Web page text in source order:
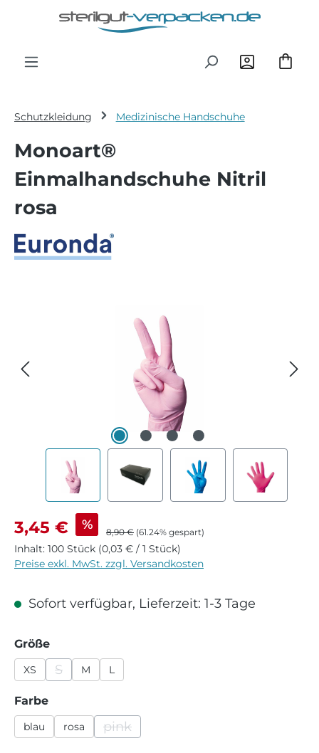
Zum Hauptinhalt springen
Schutzkleidung Medizinische Handschuhe
Monoart®
Einmalhandschuhe Nitril
rosa
Verkaufspreis:
3,45 € % Regulärer Preis:
8,90 € (61.24% gespart)
Inhalt: 100 Stück (0,03 € / 1 Stück)
Preise exkl. MwSt. zzgl. Versandkosten
Sofort verfügbar, Lieferzeit: 1-3 Tage
Größeauswählen
XS S
(Diese Option ist zurzeit nicht verfügbar.)
M L
Farbeauswählen
blau rosa pink
(Diese Option ist zurzeit nicht